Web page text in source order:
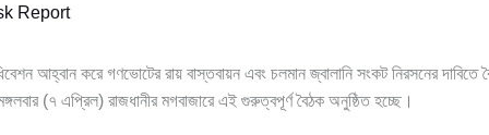
Report
আহ্বান করে গণভোটের রায় বাস্তবায়ন এবং চলমান জ্বালানি সংকট নিরসনের দাবিতে
(৭ এপ্রিল) রাজধানীর মগবাজারে এই গুরুত্বপূর্ণ বৈঠক অনুষ্ঠিত হচ্ছে।